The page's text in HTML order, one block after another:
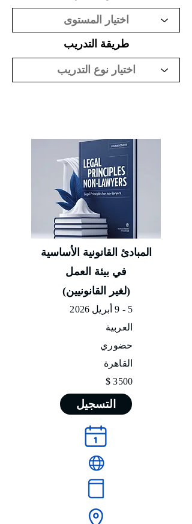
طريقة التدريب
المبادئ القانونية الأساسية
في بيئة العمل
(لغير القانونيين)
5 - 9 أبريل 2026
العربية
حضوري
القاهرة
3500 $
التسجيل